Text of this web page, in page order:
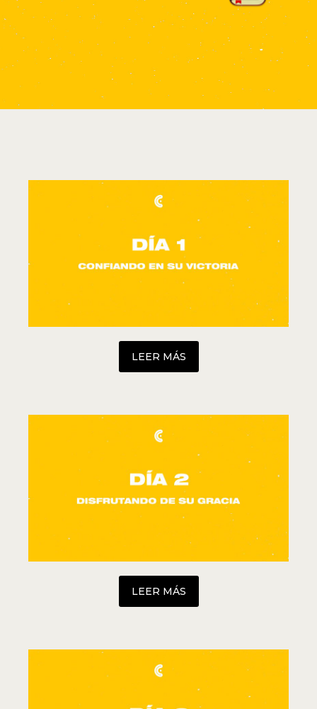
LEER MÁS
LEER MÁS